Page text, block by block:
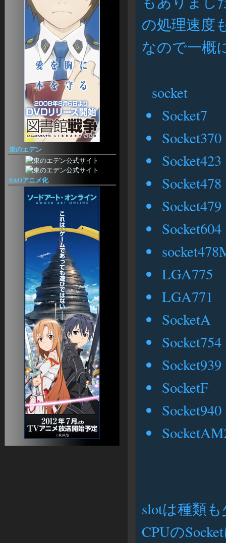
の処理速度
なので一概
socket
Socket7
Socket370
Socket423
Socket478
Socket479
Socket604
LGA775
LGA771
SocketA
Socket754
Socket939
SocketF
Socket940
slotは種類
CPUの
from
doestheslotmachineworkdiffertlyifyouput$20or$110in
from
verifiedonlinecasinosaustralia
家具特化サイト
4Gamer
ブローカー価格情報
画面表示オプション設定ガイド
OHVITAE
EQ2Interface
スペル＆アーツ
EQ2 Spells III
EQ2 Craft
アーティザン
ら・もずくなEQ2
EQ2 Artisan
EQ2 Recipe
クエスト
EQ2JE @Wiki
べるめも
EQ2 M and Q
Allakhazam's EQII
Heritage
Prismatic
EQ2 OGaming
センスが無い！
アバウトなEQ2日記
EQ2ブログ集（ライブドア）
その他
EQ2用語集
EQⅡ日本語版【初心者ガイド】
An EverQuest Island
EQ2 Craft
EQII 研究所（仮）
EQII 日本語版メモ
ねっとげーむのえいかいわ。新版
ローブ画像コレクション
馬ガイド
EQ2 Raidmobs
EQ2ペットカタログ
東のエデン
SAOアニメ化